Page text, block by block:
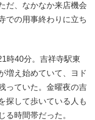
だ、なかなか来店機会
での用事終わりに立ち
時40分。吉祥寺駅東
増え始めていて、ヨド
っていた。金曜夜の吉
探して歩いている人も
る時間帯だった。